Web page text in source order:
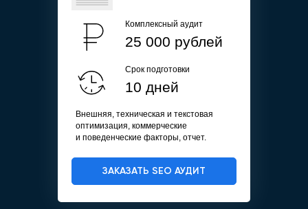
ЗАКАЗАТЬ SEO АУДИТ
Внешняя, техническая и текстовая
оптимизация, коммерческие
и поведенческие факторы, отчет.
25 000 рублей
Срок подготовки
Комплексный аудит
10 дней